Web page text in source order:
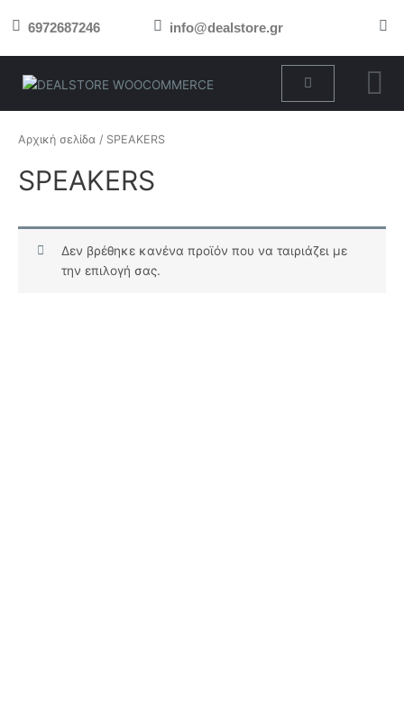
στο 6972687246 info@dealstore.gr
Cart
Αρχική σελίδα / SPEAKERS
SPEAKERS
Δεν βρέθηκε κανένα προϊόν που να ταιριάζει με
την επιλογή σας.